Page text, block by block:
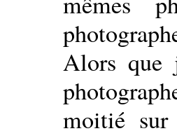
Alors que
moitié sur